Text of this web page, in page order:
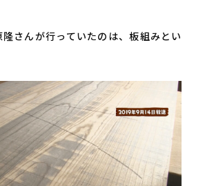
さんが行っていたのは、板組みとい